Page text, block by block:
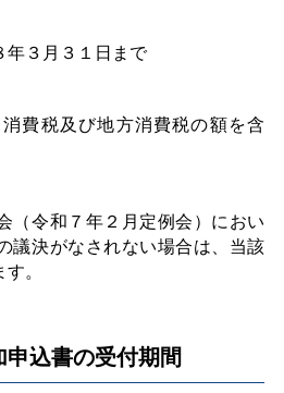
３月３１日まで
費税及び地方消費税の額を含
（令和７年２月定例会）におい
議決がなされない場合は、当該
。
申込書の受付期間